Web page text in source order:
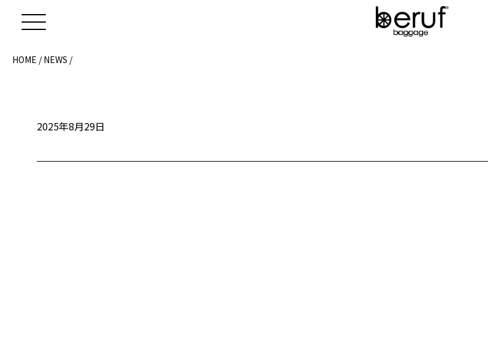
HOME /NEWS /
2025年8月29日